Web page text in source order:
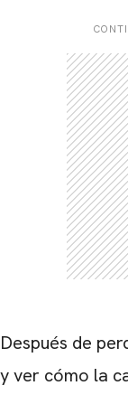
Después de
y ver cómo la